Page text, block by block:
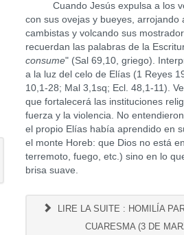
Cuando Jesús expulsa a los
con sus ovejas y bueyes, arrojando
cambistas y volcando sus
recuerdan las palabras de la
consume" (Sal 69,10, griego).
a la luz del celo de Elías (1 Reyes
10,1-28; Mal 3,1sq; Ecl. 48,1-11).
que fortalecerá las instituciones
fuerza y la violencia. No
el propio Elías había aprendido en
el monte Horeb: que Dios no está
terremoto, fuego, etc.) sino en lo
brisa suave.
LIRE LA SUITE : HOMILÍA
CUARESMA (3 DE